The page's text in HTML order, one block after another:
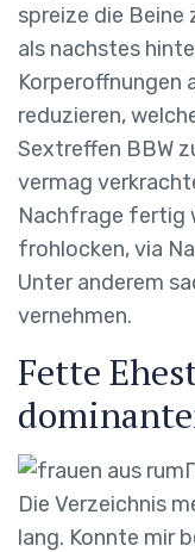
spreize die
als nachstes
Korperoffnungen
reduzieren,
Sextreffen BBW
vermag
Nachfrage fertig
frohlocken, via
Unter anderem
vernehmen.
Fette
Die Verzeichnis
lang. Konnte mir